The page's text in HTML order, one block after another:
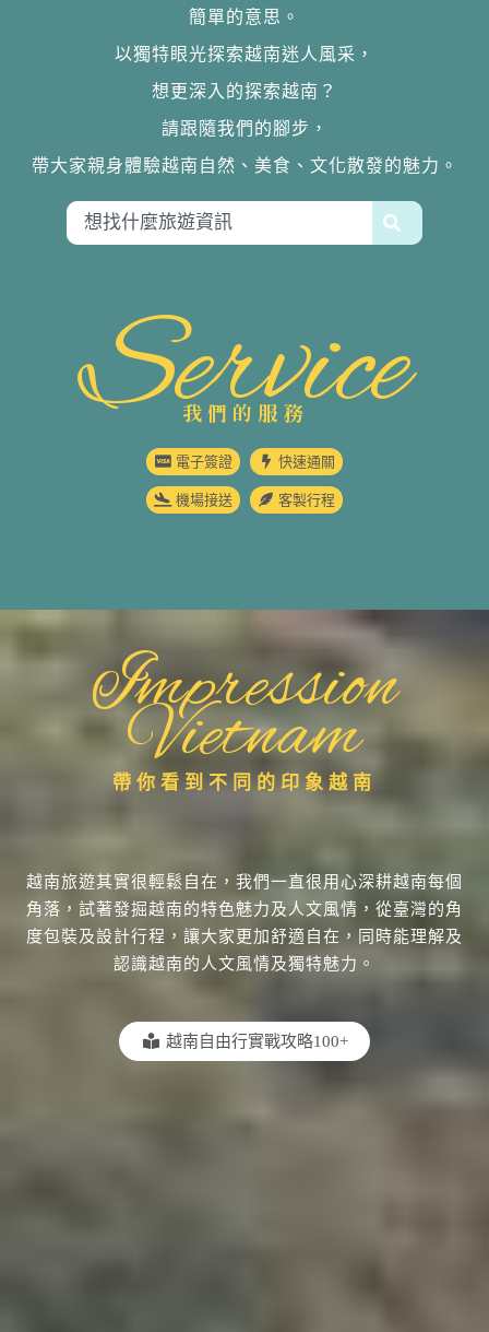
簡單的意思。
以獨特眼光探索越南迷人風采，
想更深入的探索越南？
請跟隨我們的腳步，
帶大家親身體驗越南自然、美食、文化散發的魅力。
Service
我們的服務
電子簽證 快速通關
機場接送 客製行程
Impression
Vietnam
帶你看到不同的印象越南
越南旅遊其實很輕鬆自在，我們一直很用心深耕越南每個
角落，試著發掘越南的特色魅力及人文風情，從臺灣的角
度包裝及設計行程，讓大家更加舒適自在，同時能理解及
認識越南的人文風情及獨特魅力。
越南自由行實戰攻略100+